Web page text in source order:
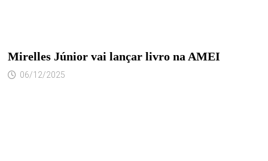
Mirelles Júnior vai lançar livro na AMEI
06/12/2025